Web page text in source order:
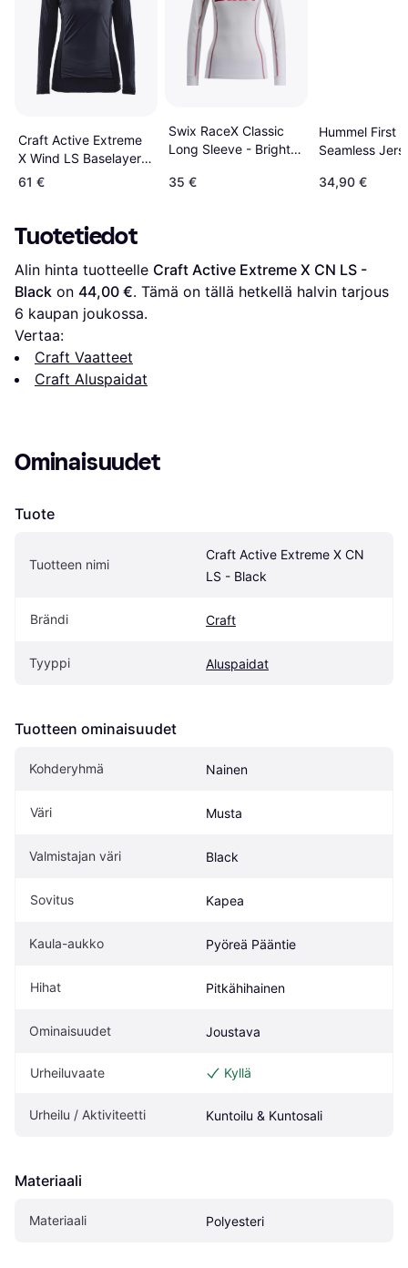
Craft Active Extreme
X Wind LS Baselayer
Women - Black
61 €
Swix RaceX Classic
Long Sleeve - Bright
35 €
Hummel First
Seamless
34,90 €
Tuotetiedot
Alin hinta tuotteelle Craft Active Extreme X CN LS -
Black on 44,00 €
6 kaupan joukossa.
Vertaa:
Craft Vaatteet
Craft Aluspaidat
Ominaisuudet
Tuote
Tuotteen nimi
Craft Active Extreme X CN
LS - Black
Brändi Craft
Tyyppi Aluspaidat
Tuotteen ominaisuudet
Kohderyhmä Nainen
Väri Musta
Valmistajan väri Black
Sovitus Kapea
Kaula-aukko Pyöreä Pääntie
Hihat Pitkähihainen
Ominaisuudet Joustava
Urheiluvaate Kyllä
Urheilu / Aktiviteetti Kuntoilu & Kuntosali
Materiaali
Materiaali Polyesteri